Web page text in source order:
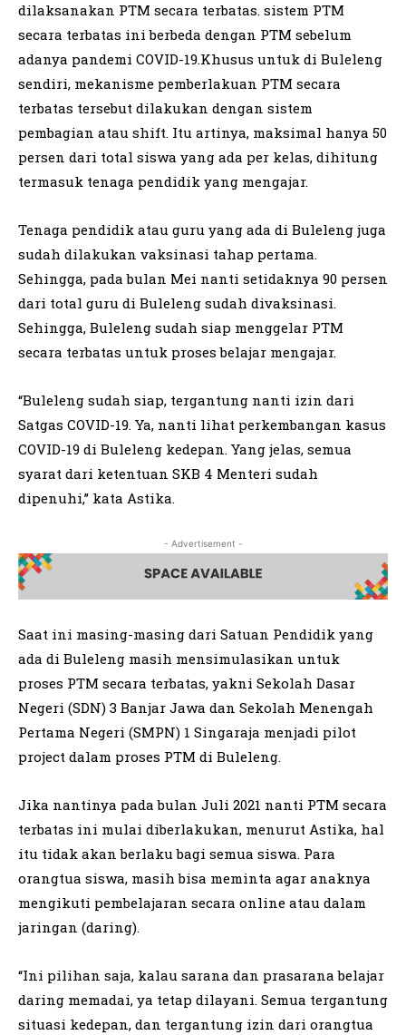
dilaksanakan PTM secara terbatas. sistem PTM
secara terbatas ini berbeda dengan PTM sebelum
adanya pandemi COVID-19.Khusus untuk di Buleleng
sendiri, mekanisme pemberlakuan PTM secara
terbatas tersebut dilakukan dengan sistem
pembagian atau shift. Itu artinya, maksimal hanya 50
persen dari total siswa yang ada per kelas, dihitung
termasuk tenaga pendidik yang mengajar.
Tenaga pendidik atau guru yang ada di Buleleng juga
sudah dilakukan vaksinasi tahap pertama.
Sehingga, pada bulan Mei nanti setidaknya 90 persen
dari total guru di Buleleng sudah divaksinasi.
Sehingga, Buleleng sudah siap menggelar PTM
secara terbatas untuk proses belajar mengajar.
“Buleleng sudah siap, tergantung nanti izin dari
Satgas COVID-19. Ya, nanti lihat perkembangan kasus
COVID-19 di Buleleng kedepan. Yang jelas, semua
syarat dari ketentuan SKB 4 Menteri sudah
dipenuhi,” kata Astika.
- Advertisement -
Saat ini masing-masing dari Satuan Pendidik yang
ada di Buleleng masih mensimulasikan untuk
proses PTM secara terbatas, yakni Sekolah Dasar
Negeri (SDN) 3 Banjar Jawa dan Sekolah Menengah
Pertama Negeri (SMPN) 1 Singaraja menjadi pilot
project dalam proses PTM di Buleleng.
Jika nantinya pada bulan Juli 2021 nanti PTM secara
terbatas ini mulai diberlakukan, menurut Astika, hal
itu tidak akan berlaku bagi semua siswa. Para
orangtua siswa, masih bisa meminta agar anaknya
mengikuti pembelajaran secara online atau dalam
jaringan (daring).
“Ini pilihan saja, kalau sarana dan prasarana belajar
daring memadai, ya tetap dilayani. Semua tergantung
situasi kedepan, dan tergantung izin dari orangtua